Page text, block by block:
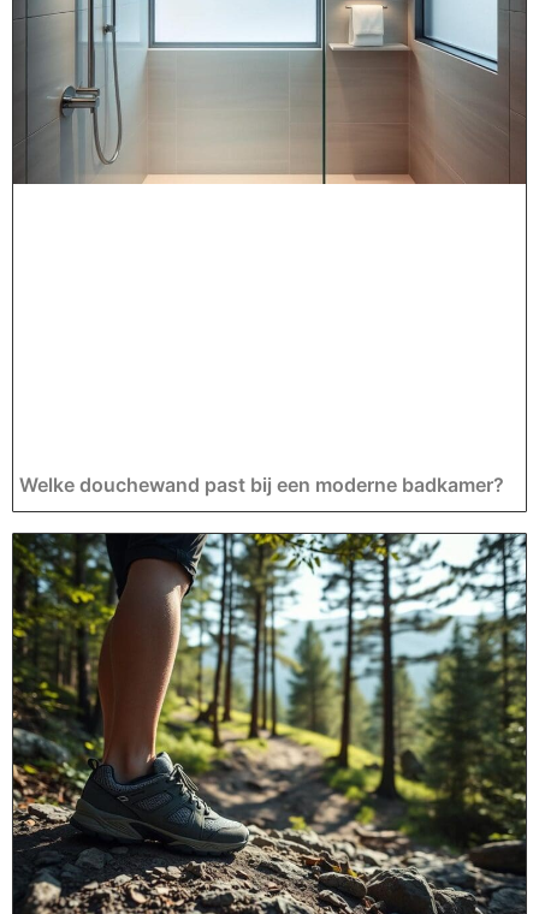
Welke douchewand past bij een moderne badkamer?